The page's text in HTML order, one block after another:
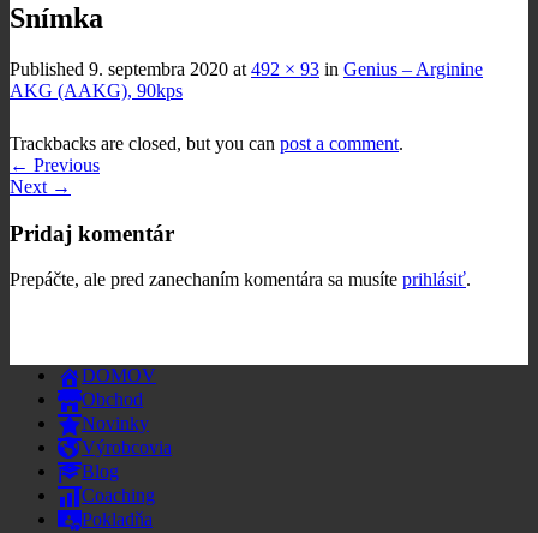
Snímka
Published 9. septembra 2020 at 492 × 93 in Genius – Arginine
AKG (AAKG), 90kps
Trackbacks are closed, but you can post a comment.
← Previous
Next →
Pridaj komentár
Prepáčte, ale pred zanechaním komentára sa musíte prihlásiť.
DOMOV
Obchod
Novinky
Výrobcovia
Blog
Coaching
Pokladňa